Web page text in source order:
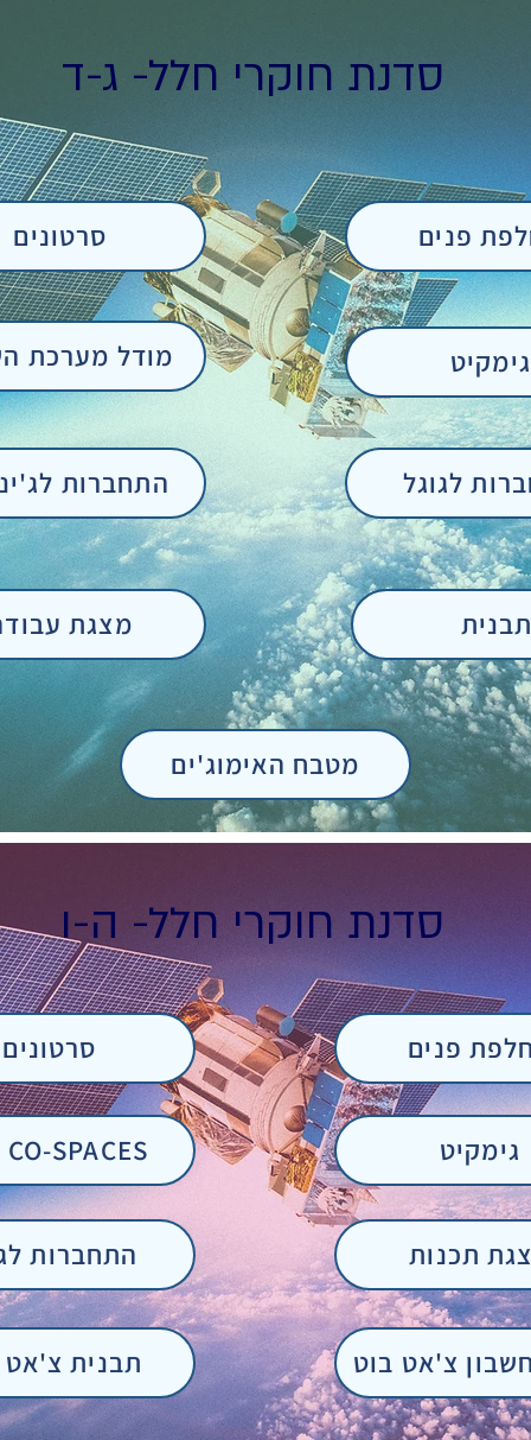
סדנת חוקרי חלל- ג-ד
סרטונים
מודל מערכת
התחברות
מצגת
פנים
גימקיט
לגוגל
מטבח האימוג'ים
סדנת חוקרי חלל- ה-ו
סרטונים
אתר CO-SPACES
התחברות
תבנית צ'אט
פנים
גימקיט
תכנות
צ'אט בוט